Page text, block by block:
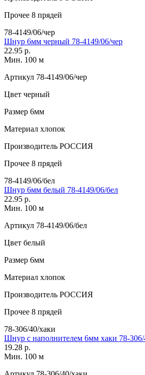
Прочее 8 прядей
78-4149/06/чер
Шнур 6мм черный 78-4149/06/чер
22.95 р.
Мин. 100 м
Артикул 78-4149/06/чер
Цвет черный
Размер 6мм
Материал хлопок
Производитель РОССИЯ
Прочее 8 прядей
78-4149/06/бел
Шнур 6мм белый 78-4149/06/бел
22.95 р.
Мин. 100 м
Артикул 78-4149/06/бел
Цвет белый
Размер 6мм
Материал хлопок
Производитель РОССИЯ
Прочее 8 прядей
78-306/40/хаки
Шнур с наполнителем 6мм хаки 78-306/
19.28 р.
Мин. 100 м